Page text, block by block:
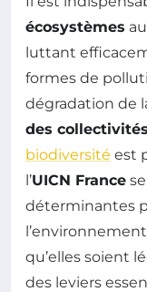
écosystèmes
luttant
formes de
dégradation de
des
biodiversité est
l’UICN France
déterminantes
qu’elles soient
des leviers